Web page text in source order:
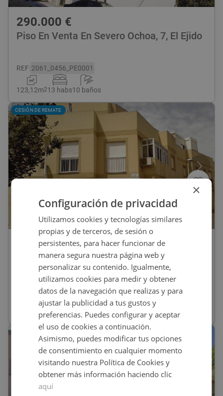
290.000 €
Piso En Venta En Severo Ochoa, 7, El Ejido
REF:2061_0456_PE0001
123,12m213 habs10 baños
CESIÓN DE REMATE
77.600,46€
Piso En Venta En DE LA PLATA, 28,
Almeria
9198_0055_PE0001
×
Configuración de privacidad
Utilizamos cookies y tecnologías similares
propias y de terceros, de sesión o
persistentes, para hacer funcionar de
manera segura nuestra página web y
personalizar su contenido. Igualmente,
utilizamos cookies para medir y obtener
datos de la navegación que realizas y para
ajustar la publicidad a tus gustos y
preferencias. Puedes configurar y aceptar
el uso de cookies a continuación.
Asimismo, puedes modificar tus opciones
de consentimiento en cualquier momento
visitando nuestra Política de Cookies y
obtener más información haciendo clic
aquí